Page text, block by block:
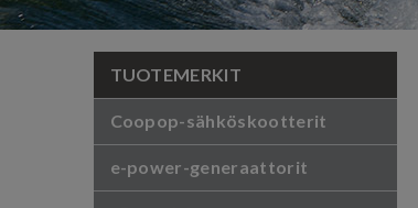
TUOTEMERKIT
Coopop-sähköskootterit
e-power-generaattorit